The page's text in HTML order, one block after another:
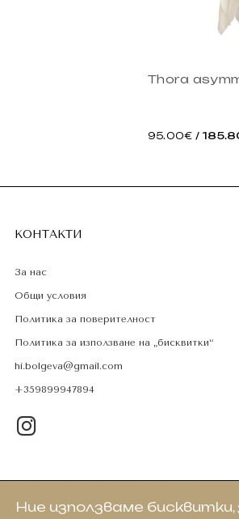
Thora
95.00€ /
Ние използваме
КОНТАКТИ
За нас
Общи условия
Политика за поверителност
Политика за използване на „бисквитки“
hi.bolgeva@gmail.com
+359899947894